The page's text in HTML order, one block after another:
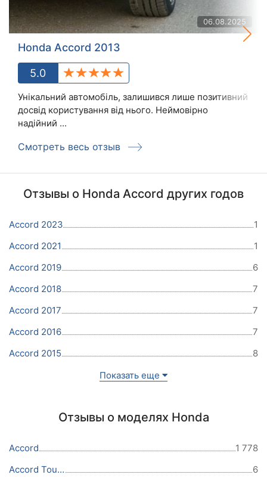
06.08.2025
Honda Accord 2013
5.0
Унікальний автомобіль, залишився лише позитивний
досвід користування від нього. Неймовірно
надійний ...
Смотреть весь отзыв
Отзывы о Honda Accord других годов
Accord 2023
1
Accord 2021
1
Accord 2019
6
Accord 2018
7
Accord 2017
7
Accord 2016
7
Accord 2015
8
Показать еще
Отзывы о моделях Honda
Accord
1 778
Accord Tourer
6